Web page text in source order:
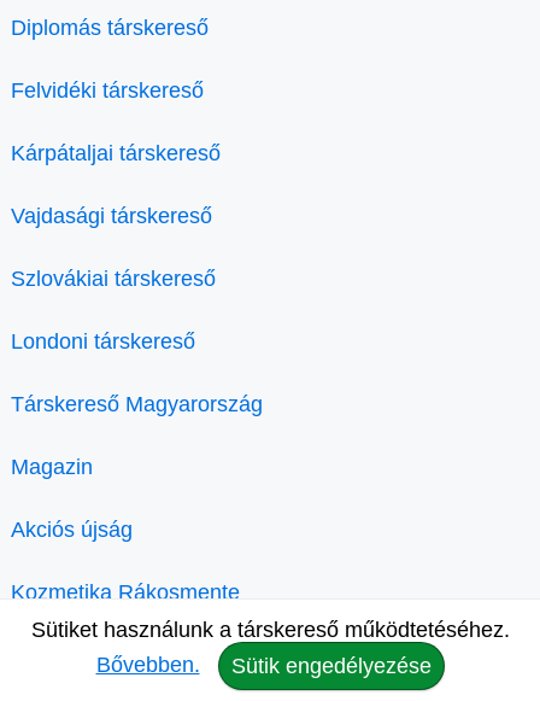
Diplomás társkereső
Felvidéki társkereső
Kárpátaljai társkereső
Vajdasági társkereső
Szlovákiai társkereső
Londoni társkereső
Társkereső Magyarország
Magazin
Akciós újság
Kozmetika Rákosmente
Sütiket használunk a társkereső működtetéséhez.
Bővebben.
Sütik engedélyezése